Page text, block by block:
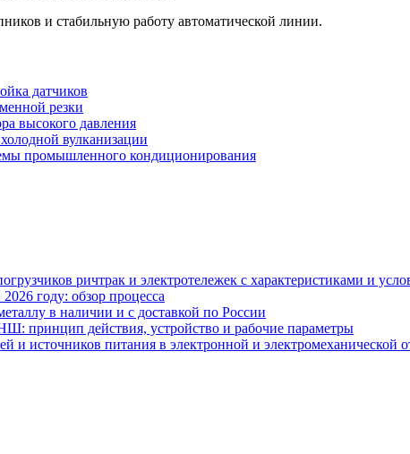
и стабильную работу автоматической линии.
датчиков
резки
высокого давления
вулканизации
промышленного кондиционирования
ричтрак и электротележек с характеристиками и
году: обзор процесса
в наличии и с доставкой по России
принцип действия, устройство и рабочие параметры
и источников питания в электронной и электромеханической